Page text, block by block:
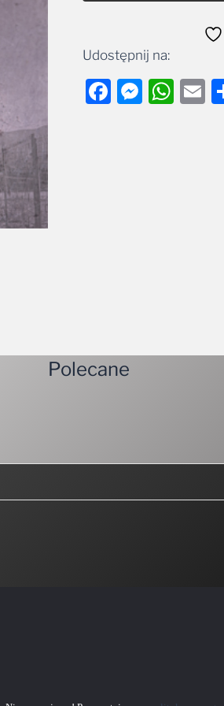
Udostępnij na:
Facebook
Polecane